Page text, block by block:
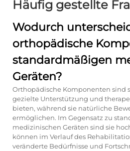
Häufig gestellte
Wodurch
orthopädische
standardmäßigen
Geräten?
Orthopädische Komponenten sind
gezielte Unterstützung und
bieten, während sie natürliche
ermöglichen. Im Gegensatz zu
medizinischen Geräten sind sie
können im Verlauf des
veränderte Bedürfnisse und